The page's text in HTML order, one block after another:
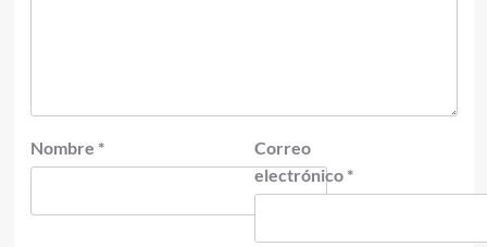
Nombre *
Correo
electrónico *